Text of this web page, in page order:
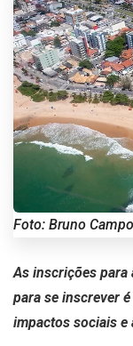
Foto: Bruno
As inscrições para
para se inscrever
impactos sociais e